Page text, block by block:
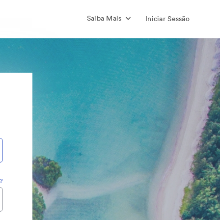
Saiba Mais Iniciar Sessão